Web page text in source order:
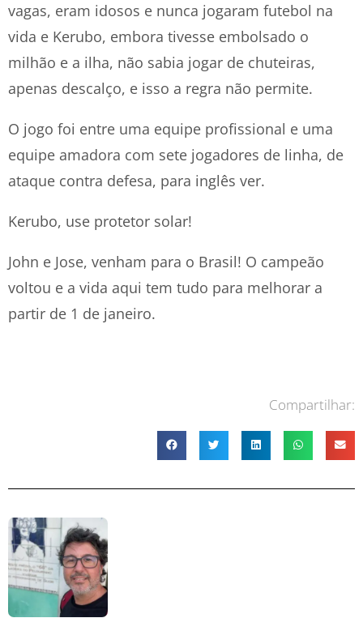
vagas, eram idosos e nunca jogaram futebol na
vida e Kerubo, embora tivesse embolsado o
milhão e a ilha, não sabia jogar de chuteiras,
apenas descalço, e isso a regra não permite.
O jogo foi entre uma equipe profissional e uma
equipe amadora com sete jogadores de linha, de
ataque contra defesa, para inglês ver.
Kerubo, use protetor solar!
John e Jose, venham para o Brasil! O campeão
voltou e a vida aqui tem tudo para melhorar a
partir de 1 de janeiro.
Compartilhar: